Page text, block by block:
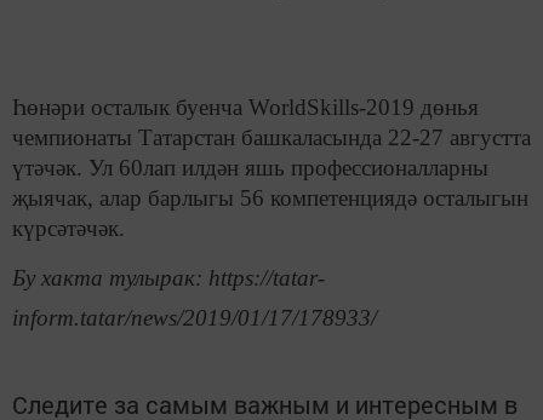
Һөнәри осталык буенча WorldSkills-2019 дөнья
чемпионаты Татарстан башкаласында 22-27 августта
үтәчәк. Ул 60лап илдән яшь профессионалларны
җыячак, алар барлыгы 56 компетенциядә осталыгын
күрсәтәчәк.
Бу хакта тулырак: https://tatar-
inform.tatar/news/2019/01/17/178933/
Следите за самым важным и интересным в